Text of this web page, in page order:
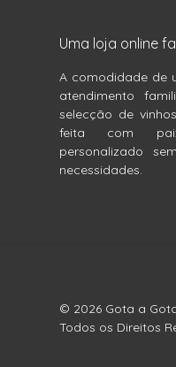
Uma loja online
A comodidade de
atendimento
selecção de
feita com
personalizado
necessidades.
© 2026 Gota a
Todos os Direitos